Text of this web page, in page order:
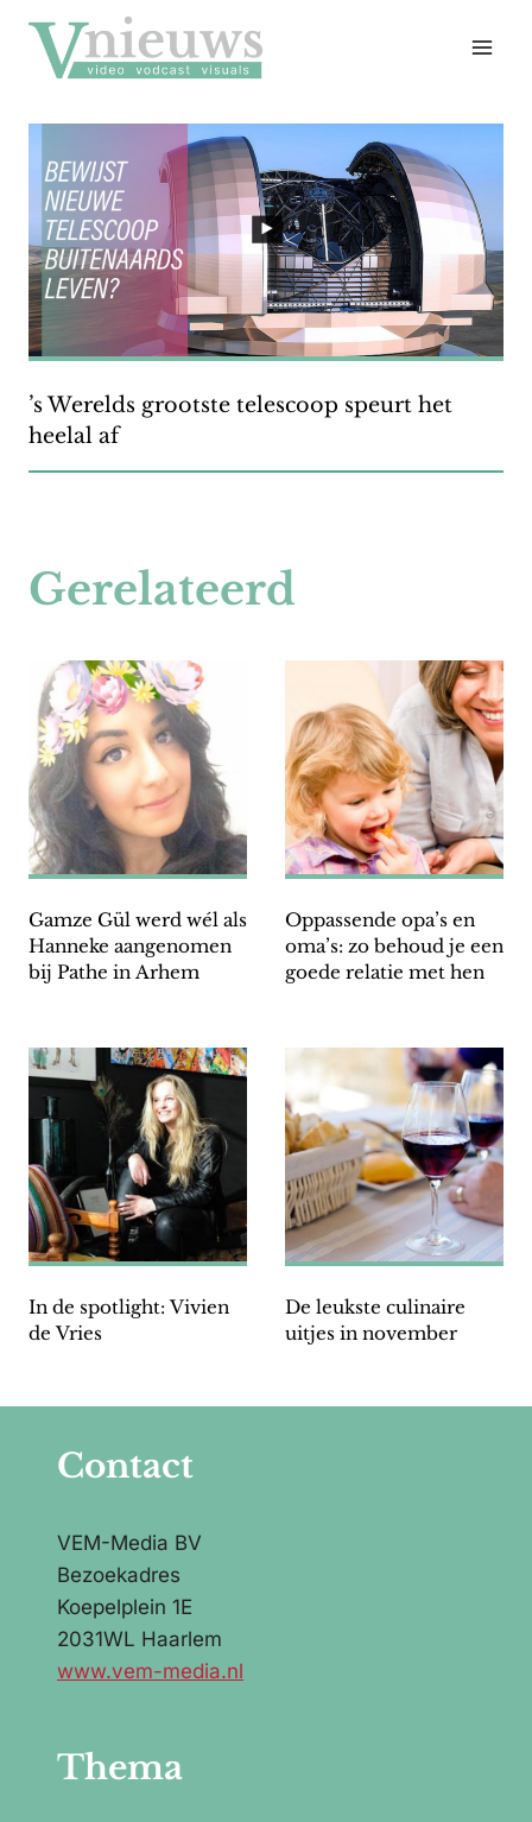
naar
inhoud
’s Werelds grootste telescoop speurt het
heelal af
Gerelateerd
Gamze Gül werd wél als
Hanneke aangenomen
bij Pathe in Arhem
Oppassende opa’s en
oma’s: zo behoud je een
goede relatie met hen
In de spotlight: Vivien
de Vries
De leukste culinaire
uitjes in november
Contact
VEM-Media BV
Bezoekadres
Koepelplein 1E
2031WL Haarlem
www.vem-media.nl
Thema